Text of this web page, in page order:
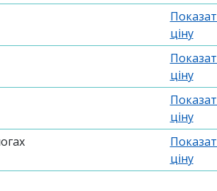
ціну
ціну
ціну
ціну